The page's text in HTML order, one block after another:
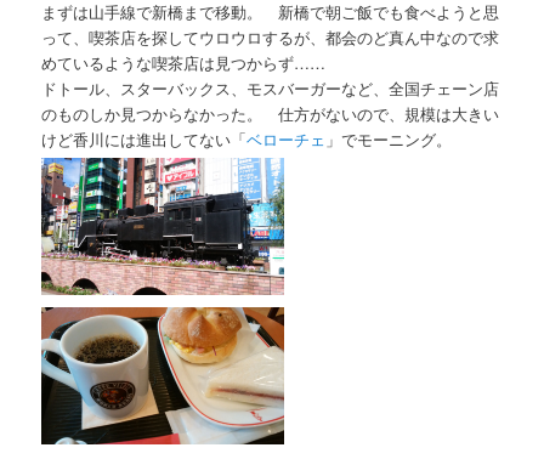
まずは山手線で新橋まで移動。 新橋で朝ご飯でも食べようと思
って、喫茶店を探してウロウロするが、都会のど真ん中なので求
めているような喫茶店は見つからず……
ドトール、スターバックス、モスバーガーなど、全国チェーン店
のものしか見つからなかった。 仕方がないので、規模は大きい
けど香川には進出してない「ベローチェ 」でモーニング。